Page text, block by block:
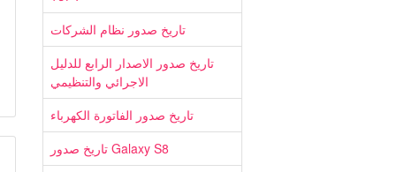
تاريخ صدور نظام الشركات
تاريخ صدور الاصدار الرابع للدليل
الاجرائي والتنظيمي
تاريخ صدور الفاتورة الكهرباء
تاريخ صدور Galaxy S8